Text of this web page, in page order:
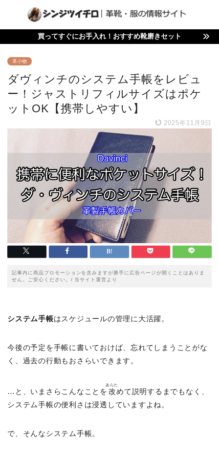
買ってすぐにお手入れ！おすすめ靴磨きセット
革小物
ダヴィンチのシステム手帳をレビュ
ー！ジャストリフィルサイズはポケ
ットOK【携帯しやすい】
2025年11月9日
記事内に商品プロモーションを含みますが勝手に広告ページが開くことはありま
せん。ご安心ください。/ 当サイト運営より
システム手帳はスケジュールの管理に大活躍。
今後の予定を手帳に書いておけば、忘れてしまうことがな
く、過去の行動もおさらいできます。
…と、いまさらこんなことを 改
あらた
めて説明するまでもなく、
システム手帳の便利さは浸透していますよね。
で、そんなシステム手帳。